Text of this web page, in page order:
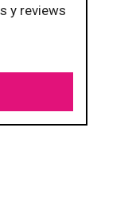
y reviews